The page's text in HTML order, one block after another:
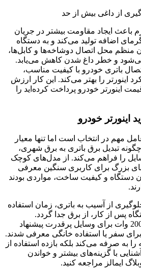
از داغی بیش از حد
باعث ایجاد مقاومت بیشتر در جریان
اضافه تولید می‌کند و به دستگاه
منظم محل اتصال دوشاخه‌ها و کابل‌ها،
و خطر داغ شدن کاهش می‌یابد.
باتری خودرو با کیفیت مناسب،
اینورتر را بهتر می‌کند. این کار ارزش
اینورتر خودرو پرداخت کرده‌اید را
اینورتر خودرو
مهم در انتخاب است اما تنها معیار
تبدیل برق باتری به برق شهری،
را فراهم می‌کند. از مدل‌های کوچک
بزرگ برای کاربری سنگین معرفی
دستگاه و کیفیت ساخت، مواردی بودند
از آسیب به باتری، زمان استفاده
پس از کار، از برق جدا گردد.
اینورترهای با توان بالای 2000 وات برای وسایل پرقدرت پیشنهاد
سفر یا استفاده خانگی معرفی شدند.
را به صرفه می‌کند بلکه بازده استفاده از
با گزینه‌های بیشتر و خواندن
ایمالز مراجعه کنید.